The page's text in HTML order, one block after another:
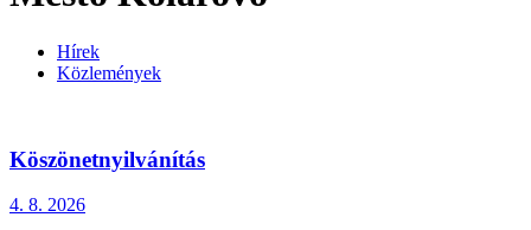
Hírek
Közlemények
Köszönetnyilvánítás
4. 8. 2026